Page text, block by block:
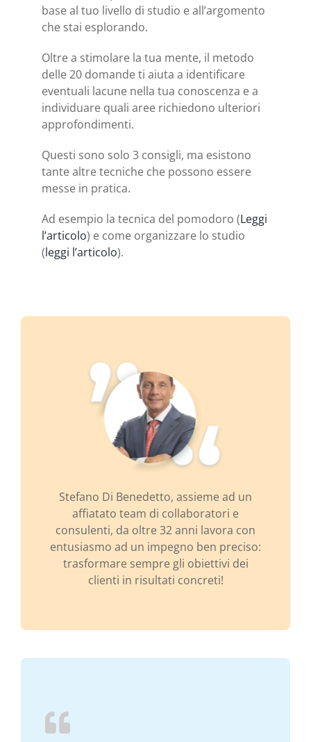
base al tuo livello di studio e all’argomento
che stai esplorando.
Oltre a stimolare la tua mente, il metodo
delle 20 domande ti aiuta a identificare
eventuali lacune nella tua conoscenza e a
individuare quali aree richiedono ulteriori
approfondimenti.
Questi sono solo 3 consigli, ma esistono
tante altre tecniche che possono essere
messe in pratica.
Ad esempio la tecnica del pomodoro (Leggi
l’articolo) e come organizzare lo studio
(leggi l’articolo).
Stefano Di Benedetto, assieme ad un
affiatato team di collaboratori e
consulenti, da oltre 32 anni lavora con
entusiasmo ad un impegno ben preciso:
trasformare sempre gli obiettivi dei
clienti in risultati concreti!